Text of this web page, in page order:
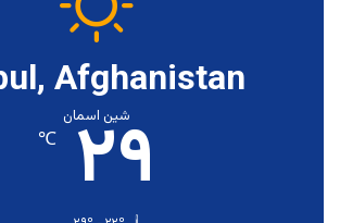
Afghanistan
شین اسمان
۲۹ ℃